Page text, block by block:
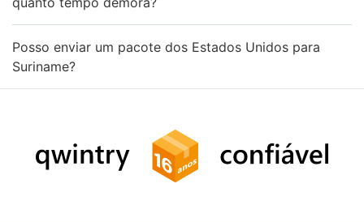
Posso enviar um pacote dos Estados Unidos para
Suriname?